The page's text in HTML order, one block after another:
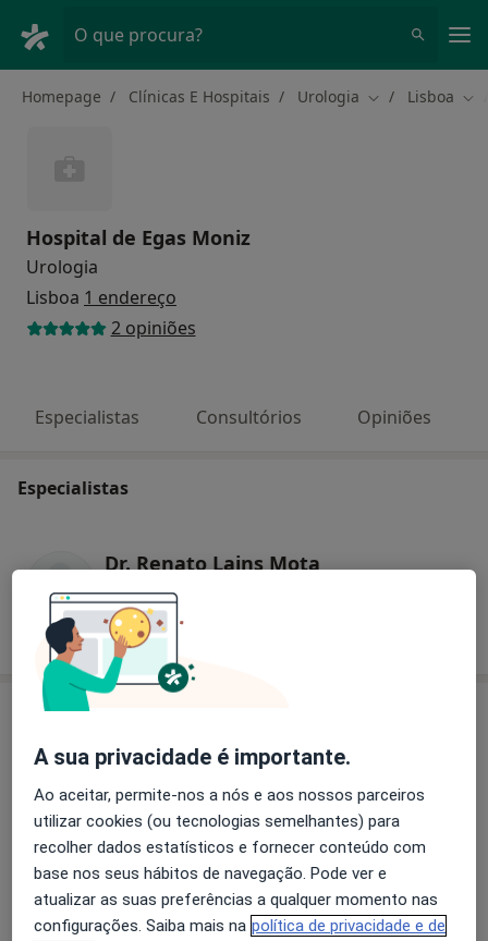
O que procura?
Homepage Clínicas E Hospitais Urologia Mudar de
Lisboa
Hospital de Egas Moniz
Urologia
Lisboa 1 endereço
2 opiniões
Especialistas Consultórios Opiniões
Especialistas
Dr. Renato Lains Mota
Urologista
Consultório
Ampliar o mapa
Hospital de Egas Moniz
R Junqueira 126, Lisboa 1349-019
A sua privacidade é importante.
Ao aceitar, permite-nos a nós e aos nossos parceiros
utilizar cookies (ou tecnologias semelhantes) para
recolher dados estatísticos e fornecer conteúdo com
base nos seus hábitos de navegação. Pode ver e
atualizar as suas preferências a qualquer momento nas
configurações. Saiba mais na política de privacidade e de